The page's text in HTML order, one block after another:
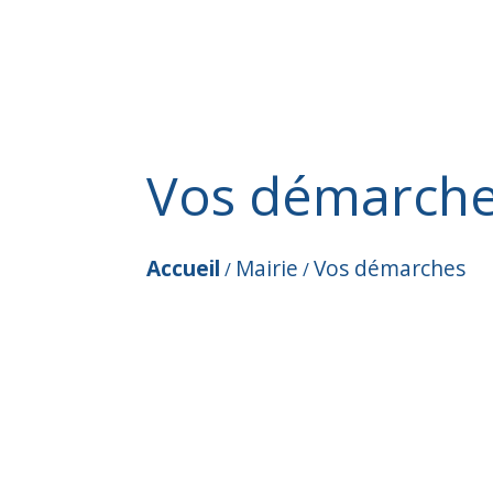
Vos
Accueil / Mairie /Vos démarches